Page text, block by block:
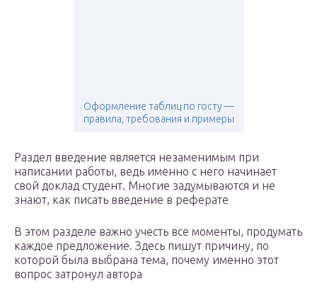
Оформление таблиц по госту —
правила, требования и примеры
Раздел введение является незаменимым при
написании работы, ведь именно с него начинает
свой доклад студент. Многие задумываются и не
знают, как писать введение в реферате
В этом разделе важно учесть все моменты, продумать
каждое предложение. Здесь пишут причину, по
которой была выбрана тема, почему именно этот
вопрос затронул автора